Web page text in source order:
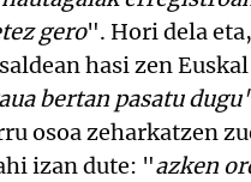
gero". Hori dela
hasi zen
bertan pasatu
osoa zeharkatzen
izan dute: "azken